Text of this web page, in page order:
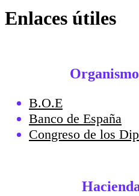
Enlaces útiles
B.O.E
Banco de España
Congreso de los